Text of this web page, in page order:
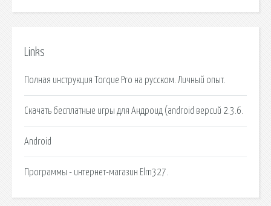
Links
Полная инструкция Torque Pro на русском. Личный опыт.
Скачать бесплатные игры для Андроид (android версий 2.3.6.
Android
Программы - интернет-магазин Elm327.